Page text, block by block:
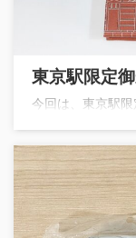
東京駅限定
今回は、東京駅